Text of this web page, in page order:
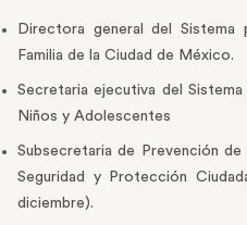
Directora general del
Familia de la Ciudad de México.
Secretaria ejecutiva del
Niños y Adolescentes
Subsecretaria de Prevención
Seguridad y Protección
diciembre).